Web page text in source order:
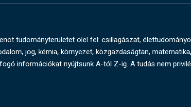
tudományterületet ölel fel: csillagászat,
jog, kémia, környezet, közgazdaságtan,
információkat nyújtsunk A-tól Z-ig. A tudás nem